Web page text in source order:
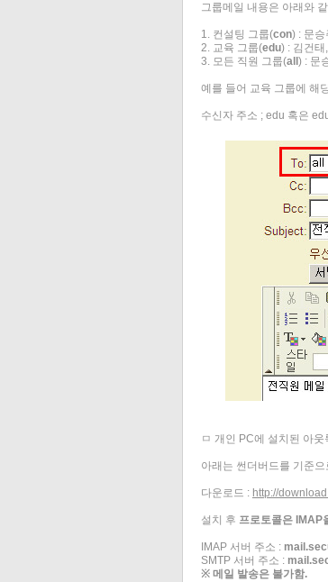
그룹메일 내용은 아래와
1. 컨설팅 그룹(con) : 문승
2. 교육 그룹(edu) : 김건태
3. 모든 직원 그룹(all ) : 문
예를 들어 교육 그룹에 해
수신자 주소 ; edu 혹은
ㅁ 개인 PC에 설치된 아
아래는 썬더버드를 기준
다운로드 : http://
설치 후 프로토콜은 IMAP
IMAP 서버 주소 :
SMTP 서버 주소 :
※ 메일 발송은 불가함.